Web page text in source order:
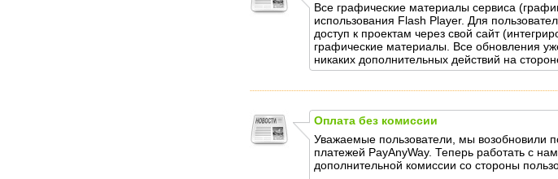
Все графические материалы сервиса
использования Flash Player. Для
доступ к проектам через свой сайт
графические материалы. Все обновления
никаких дополнительных действий на
Оплата без комиссии
Уважаемые пользователи, мы возобновили
платежей PayAnyWay. Теперь работать с
дополнительной комиссии со стороны